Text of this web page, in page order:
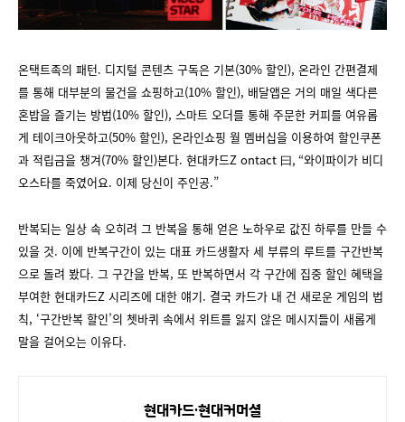
온택트족의 패턴. 디지털 콘텐츠 구독은 기본(30% 할인), 온라인 간편결제
를 통해 대부분의 물건을 쇼핑하고(10% 할인), 배달앱은 거의 매일 색다른
혼밥을 즐기는 방법(10% 할인), 스마트 오더를 통해 주문한 커피를 여유롭
게 테이크아웃하고(50% 할인), 온라인쇼핑 월 멤버십을 이용하여 할인쿠폰
과 적립금을 챙겨(70% 할인)본다. 현대카드Z ontact 曰, “와이파이가 비디
오스타를 죽였어요. 이제 당신이 주인공.”
반복되는 일상 속 오히려 그 반복을 통해 얻은 노하우로 값진 하루를 만들 수
있을 것. 이에 반복구간이 있는 대표 카드생활자 세 부류의 루트를 구간반복
으로 돌려 봤다. 그 구간을 반복, 또 반복하면서 각 구간에 집중 할인 혜택을
부여한 현대카드Z 시리즈에 대한 얘기. 결국 카드가 내 건 새로운 게임의 법
칙, ‘구간반복 할인’의 쳇바퀴 속에서 위트를 잃지 않은 메시지들이 새롭게
말을 걸어오는 이유다.
현대카드∙현대커머셜